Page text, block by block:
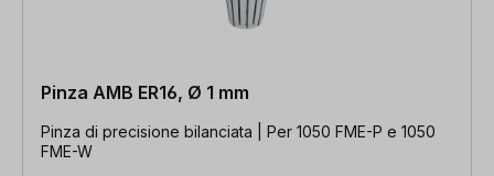
Pinza AMB ER16, Ø 1 mm
Pinza di precisione bilanciata | Per 1050 FME-P e 1050
FME-W